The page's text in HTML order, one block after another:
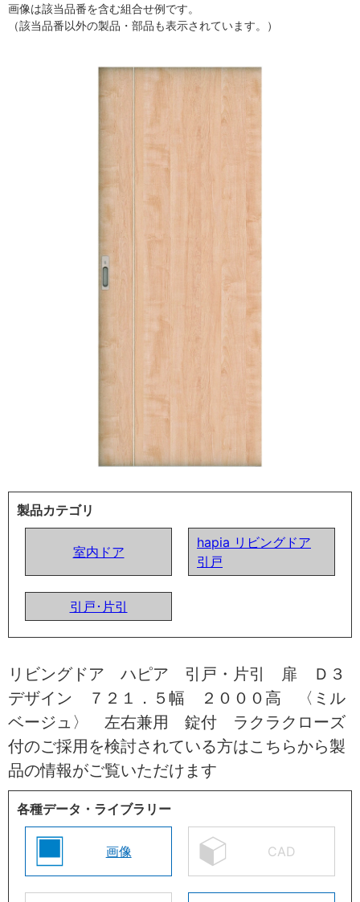
画像は該当品番を含む組合せ例です。
（該当品番以外の製品・部品も表示されています。）
製品カテゴリ
室内ドア
hapia リビングドア
引戸
引戸･片引
リビングドア ハピア 引戸・片引 扉 Ｄ３
デザイン ７２１．５幅 ２０００高 〈ミル
ベージュ〉 左右兼用 錠付 ラクラクローズ
付のご採用を検討されている方はこちらから製
品の情報がご覧いただけます
各種データ・ライブラリー
画像 CAD